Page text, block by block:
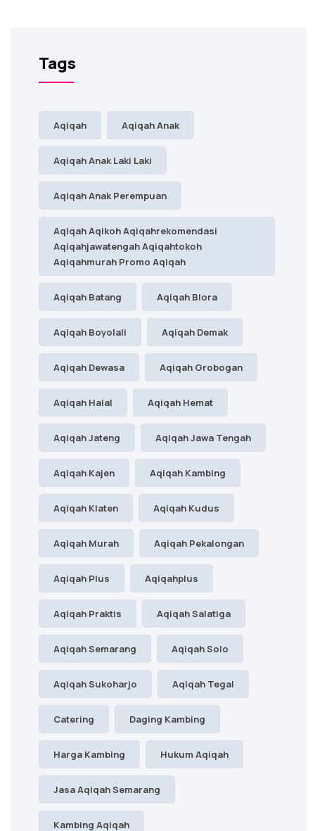
Tags
Aqiqah Aqiqah Anak
Aqiqah Anak Laki Laki
Aqiqah Anak Perempuan
Aqiqah Aqikoh Aqiqahrekomendasi
Aqiqahjawatengah Aqiqahtokoh
Aqiqahmurah Promo Aqiqah
Aqiqah Batang Aqiqah Blora
Aqiqah Boyolali Aqiqah Demak
Aqiqah Dewasa Aqiqah Grobogan
Aqiqah Halal Aqiqah Hemat
Aqiqah Jateng Aqiqah Jawa Tengah
Aqiqah Kajen Aqiqah Kambing
Aqiqah Klaten Aqiqah Kudus
Aqiqah Murah Aqiqah Pekalongan
Aqiqah Plus Aqiqahplus
Aqiqah Praktis Aqiqah Salatiga
Aqiqah Semarang Aqiqah Solo
Aqiqah Sukoharjo Aqiqah Tegal
Catering Daging Kambing
Harga Kambing Hukum Aqiqah
Jasa Aqiqah Semarang
Kambing Aqiqah